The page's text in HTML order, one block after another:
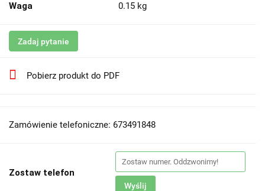
Waga 0.15 kg
Zadaj pytanie
Pobierz produkt do PDF
Zamówienie telefoniczne: 673491848
Zostaw telefon
Wyślij